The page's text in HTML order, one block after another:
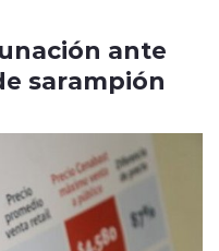
ante
sarampión